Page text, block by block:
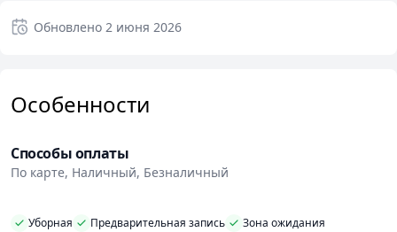
Обновлено 2 июня 2026
Особенности
Способы оплаты
По карте, Наличный, Безналичный
Уборная Предварительная запись
Зона ожидания